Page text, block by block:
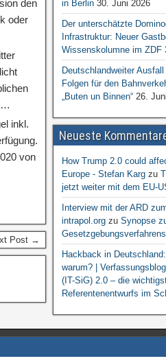
den
oder
inkl.
von
Post →
in Berlin 30. Juni 2026
Der unterschätzte
Infrastruktur: Neuer
Wissenskolumne im ZDF
Deutschlandweiter
Folgen für den
„Buten un Binnen“ 26.
Neueste
How Trump 2.0 could
Europe - Stefan Kargzu
jetzt weiter mit dem EU-
Interview mit der ARD
intrapol.orgzu Synopse
Hackback in
warum? | Verfassungsblog
(IT-SiG) 2.0 – die
Referentenentwurfs im